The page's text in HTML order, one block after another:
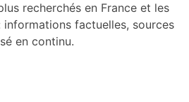
recherchés en France et les
informations factuelles, sources
en continu.